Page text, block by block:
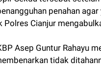
penahan
Cianjur
Asep Guntur Rahayu
tidak